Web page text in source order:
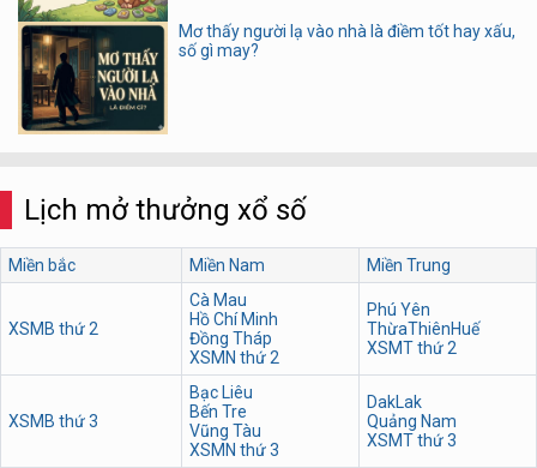
Mơ thấy người lạ vào nhà là điềm tốt hay xấu,
số gì may?
Lịch mở thưởng xổ số
Miền bắc Miền Nam Miền Trung
XSMB thứ 2
Cà Mau
Hồ Chí Minh
Đồng Tháp
XSMN thứ 2
Phú Yên
ThừaThiênHuế
XSMT thứ 2
XSMB thứ 3
Bạc Liêu
Bến Tre
Vũng Tàu
XSMN thứ 3
DakLak
Quảng Nam
XSMT thứ 3